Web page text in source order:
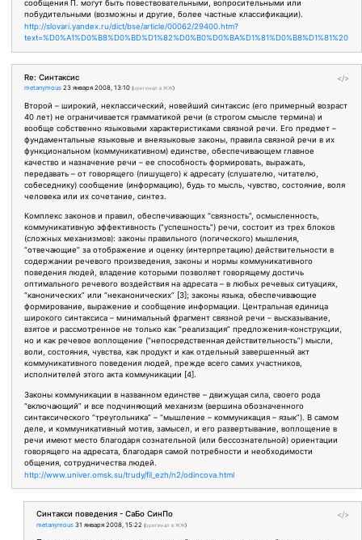
сообщения П. могут быть повествовательными, вопросительными или
побудительными (возможны и другие, более частные классификации).
http://slovari.yandex.ru/dict/bse/article/00062/29400.htm?
text=%D0%A1%D0%B8%D0%BD%D1%82%D0%B0%D0%BA%D1%81%D0%B8%D1%81%20
</>
Re: Синтаксис
metanymous 23 января 2008, 13:10 (оригинал в ЖЖ)
Второй – широкий, неклассический, новейший синтаксис (его примерный возраст
40 лет) не ограничивается грамматикой речи (в строгом смысле термина) и
вообще собственно языковыми характеристиками связной речи. Его предмет –
фундаментальные языковые и внеязыковые законы, правила связной речи в их
функциональном (коммуникативном) единстве, обеспечивающем главное
качество и назначение речи – ее способность формировать, выражать,
передавать – от говорящего (пишущего) к адресату (слушателю, читателю,
собеседнику) сообщение (информацию), будь то мысль, чувство, состояние, воля
человека или их сочетание, синтез.
Комплекс законов и правил, обеспечивающих “связность”, осмысленность,
коммуникативную эффективность (“успешность”) речи, состоит из трех блоков
(сложных механизмов): законы правильного (логического) мышления,
“отвечающие” за отображение и оценку (интерпретацию) действительности в
содержании речевого произведения, законы и нормы коммуникативного
поведения людей, владение которыми позволяет говорящему достичь
оптимального речевого воздействия на адресата – в любых речевых ситуациях,
“канонических” или “неканонических” [3]; законы языка, обеспечивающие
формирование, выражение и сообщение информации. Центральная единица
широкого синтаксиса – минимальный фрагмент связной речи – высказывание,
взятое и рассмотренное не только как “реализация” предложения-конструкции,
но и как речевое воплощение (“непосредственная действительность”) мысли,
воли, состояния, чувства, как продукт и как отдельный завершенный акт
коммуникативного поведения людей, прежде всего самих участников,
исполнителей этого акта коммуникации [4].
Законы коммуникации в названном единстве – движущая сила, своего рода
“включающий” и все подчиняющий механизм (вершина обозначенного
синтаксического “треугольника” – “мышление – коммуникация – язык”). В самом
деле, и коммуникативный мотив, замысел, и его развертывание, воплощение в
речи имеют место благодаря сознательной (или бессознательной) ориентации
говорящего на адресата, благодаря самой потребности и необходимости
общения, сотрудничества людей.
http://www.univer.omsk.su/trudy/fil_ezh/n2/odincova.html
</>
Синтакси поведения - СаБо СинПо
metanymous 31 января 2008, 15:22 (оригинал в ЖЖ)